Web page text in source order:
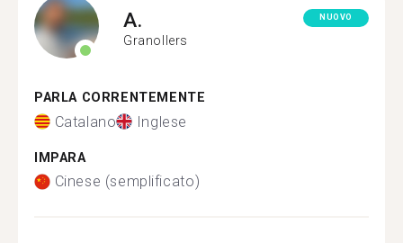
A.
Granollers
NUOVO
PARLA CORRENTEMENTE
Catalano Inglese
IMPARA
Cinese (semplificato)